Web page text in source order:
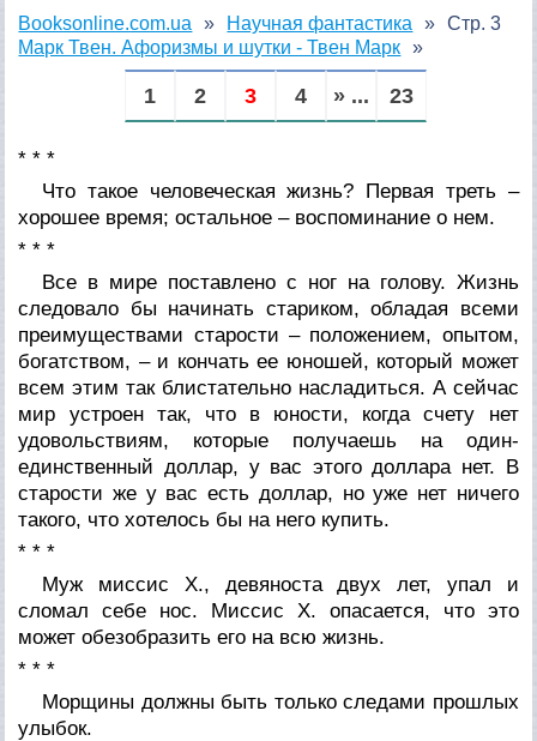
Booksonline.com.ua
Научная фантастика
Марк Твен. Афоризмы и шутки - Твен Марк
Стр. 3
1 2 3 4 » ... 23
* * *
Что такое человеческая жизнь? Первая треть –
хорошее время; остальное – воспоминание о нем.
* * *
Все в мире поставлено с ног на голову. Жизнь
следовало бы начинать стариком, обладая всеми
преимуществами старости – положением, опытом,
богатством, – и кончать ее юношей, который может
всем этим так блистательно насладиться. А сейчас
мир устроен так, что в юности, когда счету нет
удовольствиям, которые получаешь на один-
единственный доллар, у вас этого доллара нет. В
старости же у вас есть доллар, но уже нет ничего
такого, что хотелось бы на него купить.
* * *
Муж миссис Х., девяноста двух лет, упал и
сломал себе нос. Миссис Х. опасается, что это
может обезобразить его на всю жизнь.
* * *
Морщины должны быть только следами прошлых
улыбок.